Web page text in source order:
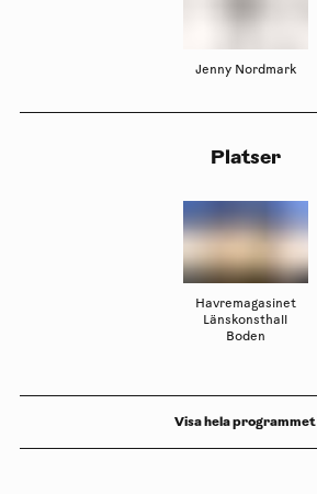
Jenny Nordmark
Platser
Havremagasinet
Länskonsthall
Boden
Visa hela programmet